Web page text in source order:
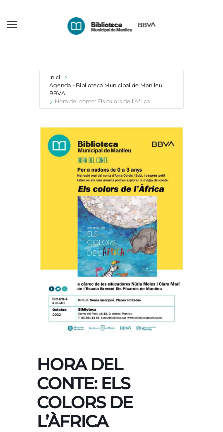
Inici
Agenda - Biblioteca Municipal de Manlleu
BBVA
Hora del conte: Els colors de l’Àfrica
HORA DEL
CONTE: ELS
COLORS DE
L’ÀFRICA